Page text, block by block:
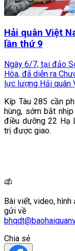
Hải quân Việt
lần thứ 9
Ngày 6/7, tại đảo
Hòa, đã diễn ra
lực lượng Hải quân
Kíp Tàu 285 cần
hùng, sớm bắt
điều dưỡng 22 Hạ
trị được giao.
Bài viết, video,
gửi về
Chia sẻ